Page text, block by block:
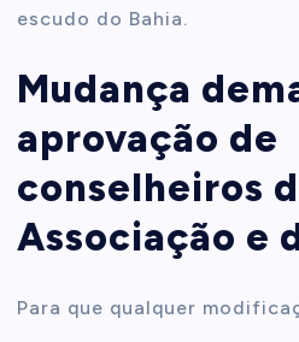
escudo do Bahia.
Mudança
aprovação de
conselheiros
Associação e
Para que qualquer